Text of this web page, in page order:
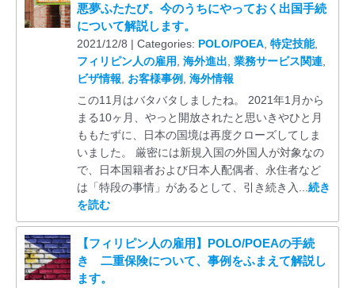
悪夢ふたたび。今のうちにやっておく出国手続
について解説します。
2021/12/8 | Categories: POLO/POEA, 特定技能,
フィリピン人の雇用 海外進出 業務サービス関連,
ビザ情報
お客様事例, 海外情報
この11月はバタバタしましたね。 2021年1月から
まる10ヶ月、やっと開放されたと思いきやひと月
ももたずに、日本の国境は再度クローズしてしま
いました。 厳密には新規入国の外国人が対象なの
で、日本国籍者および日本人配偶者、永住者など
は「特段の事情」があるとして、引き続き入... 続き
を読む
【フィリピン人の雇用】POLO/POEAの手続
き 二重保険について、事例をふまえて解説し
ます。